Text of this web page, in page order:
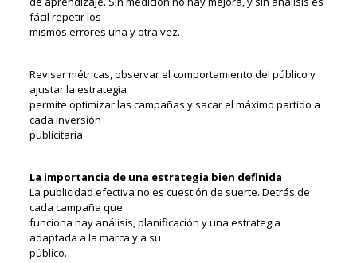
fácil repetir los
mismos errores una y otra vez.
Revisar métricas, observar el comportamiento del público y
ajustar la estrategia
permite optimizar las campañas y sacar el máximo partido a
cada inversión
publicitaria.
La importancia de una estrategia bien definida
La publicidad efectiva no es cuestión de suerte. Detrás de
cada campaña que
funciona hay análisis, planificación y una estrategia
adaptada a la marca y a su
público.